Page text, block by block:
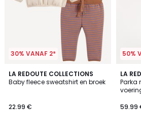
30% VANAF 2*
LA REDOUTE COLLECTIONS
Baby fleece sweatshirt en broek
22.99 €
5
/
50%
LA
Parka
59.99
4.5
/ 5